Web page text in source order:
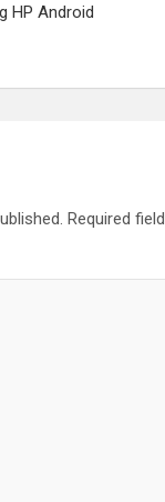
HP Android
Required